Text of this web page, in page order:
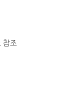
참조